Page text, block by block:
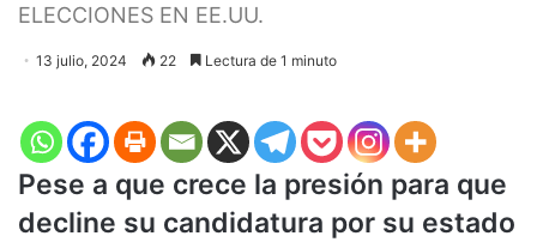
ELECCIONES EN EE.UU.
13 julio, 2024 22 Lectura de 1 minuto
Pese a que crece la presión para que
decline su candidatura por su estado